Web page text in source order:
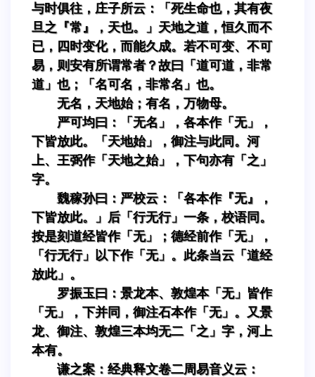
与时俱往，庄子所云：「死生命也，其有夜
旦之『常』，天也。」天地之道，恒久而不
已，四时变化，而能久成。若不可变、不可
易，则安有所谓常者？故曰「道可道，非常
道」也；「名可名，非常名」也。
无名，天地始；有名，万物母。
严可均曰：「无名」，各本作「无」，
下皆放此。「天地始」，御注与此同。河
上、王弼作「天地之始」，下句亦有「之」
字。
魏稼孙曰：严校云：「各本作『无』，
下皆放此。」后「行无行」一条，校语同。
按是刻道经皆作「无」；德经前作「无」，
「行无行」以下作「无」。此条当云「道经
放此」。
罗振玉曰：景龙本、敦煌本「无」皆作
「无」，下并同，御注石本作「无」。又景
龙、御注、敦煌三本均无二「之」字，河上
本有。
谦之案：经典释文卷二周易音义云：